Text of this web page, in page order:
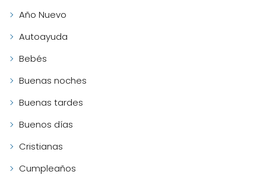
Año Nuevo
Autoayuda
Bebés
Buenas noches
Buenas tardes
Buenos días
Cristianas
Cumpleaños